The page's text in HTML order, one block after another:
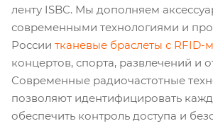
ленту ISBC. Мы дополняем
современными технологиями и
России тканевые браслеты с RFID-
концертов, спорта, развлечений и
Современные радиочастотные
позволяют идентифицировать
обеспечить контроль доступа и